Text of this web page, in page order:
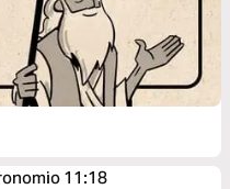
11:18